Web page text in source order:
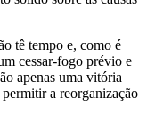
tê tempo e, como é
cessar-fogo prévio e
apenas uma vitória
a reorganização